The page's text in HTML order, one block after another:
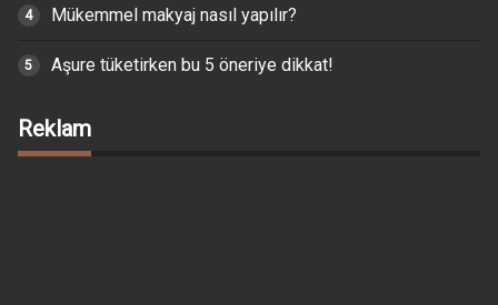
Mükemmel makyaj nasıl yapılır?
Aşure tüketirken bu 5 öneriye dikkat!
Reklam